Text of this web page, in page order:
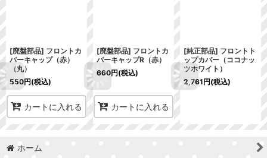
[廃盤部品] フロントカ
バーキャップ（赤）
（丸）
550円(税込)
カートに入れる
[廃盤部品] フロントカ
バーキャップR（赤）
660円(税込)
カートに入れる
[純正部品] フロントト
ップカバー（ココナッ
ツホワイト）
2,761円(税込)
ホーム